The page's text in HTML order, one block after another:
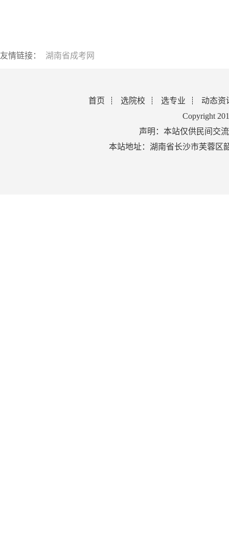
友情链接： 湖南省成考网
首页 选院校 选专业
动态资
Copyright
声明：本站仅供民间交
本站地址：湖南省长沙市芙蓉区